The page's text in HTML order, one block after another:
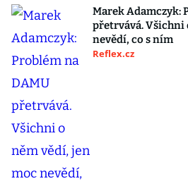
Marek Adamczyk:
přetrvává. Všichni
nevědí, co s ním
Reflex.cz